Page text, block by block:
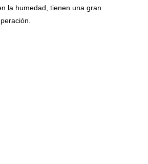
la humedad, tienen una gran